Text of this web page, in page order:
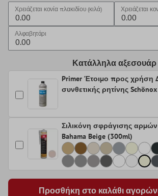
Χρειάζεται κονία πλακιδίου (κιλά) Χρειάζεται
Αλφαβητάρι
Κατάλληλα αξεσουάρ
Primer Έτοιμο προς χρήση
συνθετικής ρητίνης
Σιλικόνη σφράγισης αρμών
Bahama Beige (300ml)
Προσθήκη στο καλάθι αγορών